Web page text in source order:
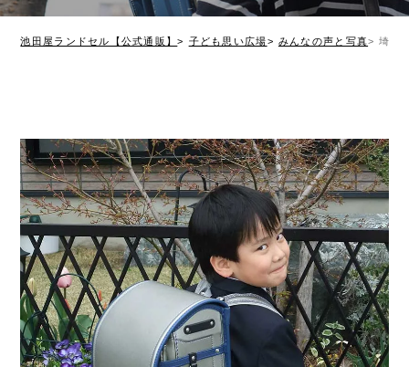
池田屋ランドセル【公式通販】 子ども思い広場 みんなの声と写真 埼玉